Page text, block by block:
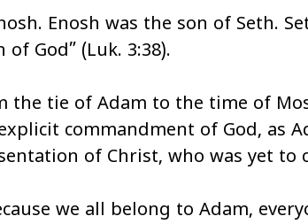
Enosh was the son of Seth.
God” (Luk. 3:38).
the tie of Adam to the time of
commandment of God, as
of Christ, who was yet to
we all belong to Adam,